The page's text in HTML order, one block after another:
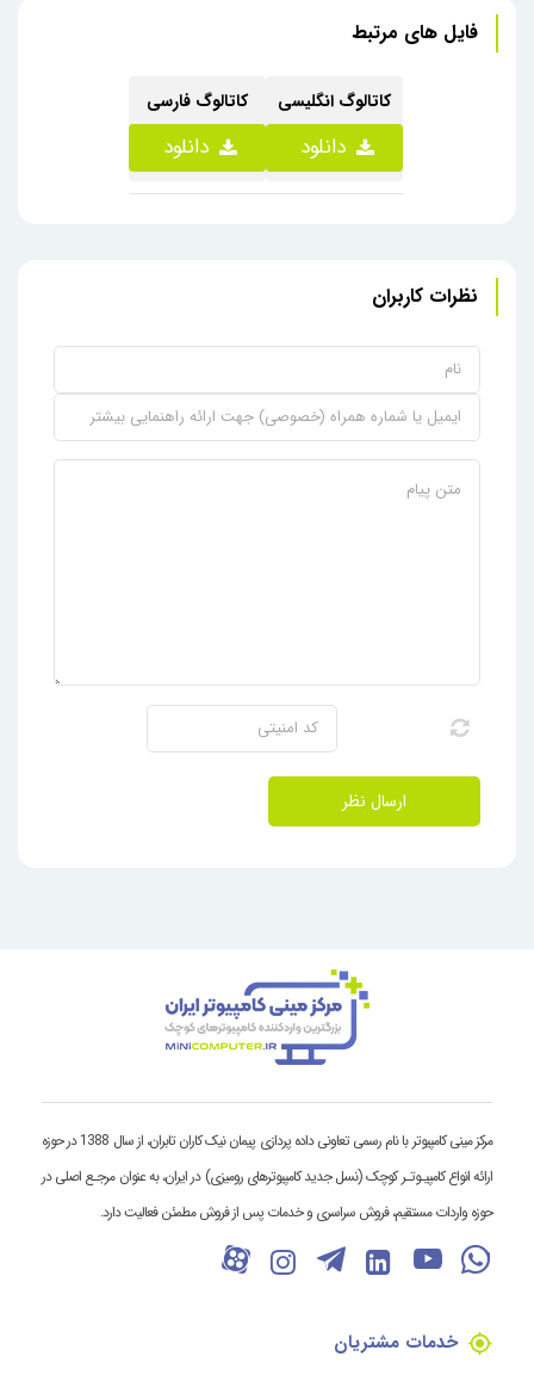
فایل های مرتبط
کاتالوگ انگلیسی
دانلود
کاتالوگ فارسی
دانلود
نظرات کاربران
ارسال نظر
مرکز مینی کامپیوتر با نام رسمی تعاونی داده پردازی پیمان نیک کاران تابران، از سال 1388 در حوزه
ارائه انواع کامپیـوتـر کوچک (نسل جدید کامپیوترهای رومیزی) در ایران، به عنوان مرجـع اصلی در
حوزه واردات مستقیم، فروش سراسری و خدمات پس از فروش مطمئن فعالیت دارد.
خدمات مشتریان